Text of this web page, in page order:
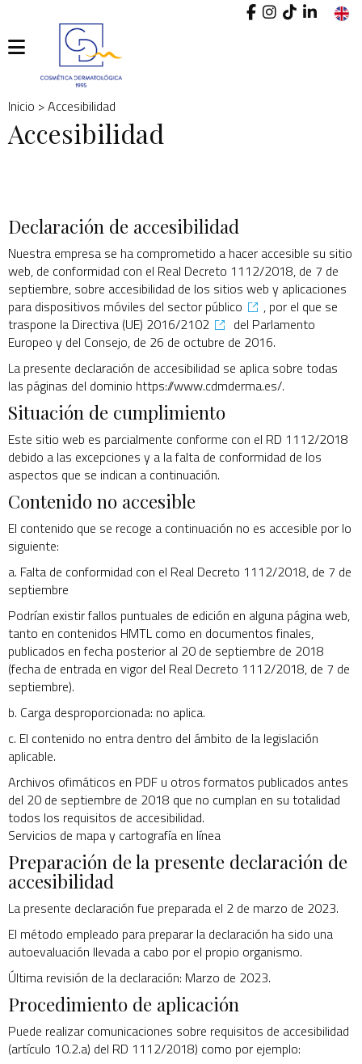
CONÓCENOS
PRODUCTOS
BLOG
Inicio > Accesibilidad
Accesibilidad
Declaración de accesibilidad
Nuestra empresa se ha comprometido a hacer accesible su sitio
web, de conformidad con el Real Decreto 1112/2018, de 7 de
septiembre, sobre accesibilidad de los sitios web y aplicaciones
para dispositivos móviles del sector público
, por el que se
traspone la Directiva (UE) 2016/2102
del Parlamento
Europeo y del Consejo, de 26 de octubre de 2016.
La presente declaración de accesibilidad se aplica sobre todas
las páginas del dominio https://www.cdmderma.es/.
Situación de cumplimiento
Este sitio web es parcialmente conforme con el RD 1112/2018
debido a las excepciones y a la falta de conformidad de los
aspectos que se indican a continuación.
Contenido no accesible
El contenido que se recoge a continuación no es accesible por lo
siguiente:
a. Falta de conformidad con el Real Decreto 1112/2018, de 7 de
septiembre
Podrían existir fallos puntuales de edición en alguna página web,
tanto en contenidos HMTL como en documentos finales,
publicados en fecha posterior al 20 de septiembre de 2018
(fecha de entrada en vigor del Real Decreto 1112/2018, de 7 de
septiembre).
b. Carga desproporcionada: no aplica.
c. El contenido no entra dentro del ámbito de la legislación
aplicable.
Archivos ofimáticos en PDF u otros formatos publicados antes
del 20 de septiembre de 2018 que no cumplan en su totalidad
todos los requisitos de accesibilidad.
Servicios de mapa y cartografía en línea
Preparación de la presente declaración de
accesibilidad
La presente declaración fue preparada el 2 de marzo de 2023.
El método empleado para preparar la declaración ha sido una
autoevaluación llevada a cabo por el propio organismo.
Última revisión de la declaración: Marzo de 2023.
Procedimiento de aplicación
Puede realizar comunicaciones sobre requisitos de accesibilidad
(artículo 10.2.a) del RD 1112/2018) como por ejemplo: